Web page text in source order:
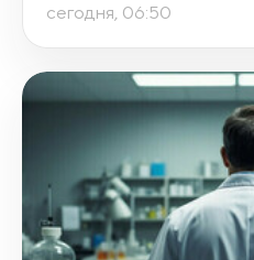
сегодня, 06:50